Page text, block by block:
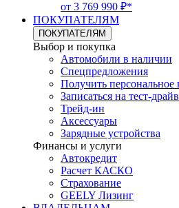
от 3 769 990 ₽*
ПОКУПАТЕЛЯМ
ПОКУПАТЕЛЯМ
Выбор и покупка
Автомобили в наличии
Спецпредложения
Получить персональное
Записаться на тест-драйв
Трейд-ин
Аксессуары
Зарядные устройства
Финансы и услуги
Автокредит
Расчет КАСКО
Страхование
GEELY Лизинг